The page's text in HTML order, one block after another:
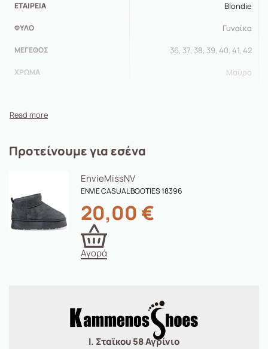
ΕΤΑΙΡΕΊΑ Blondie
ΦΎΛΟ Γυναίκα
ΜΈΓΕΘΟΣ 36, 37, 38, 39, 40, 41, 42
ΧΡΏΜΑ Μαύρο
Προτείνουμε για εσένα
EnvieMissNV
ENVIE CASUAL BOOTIES 18396
20,00 €
Αγορά
Ι. Σταϊκου 58 Αγρίνιο